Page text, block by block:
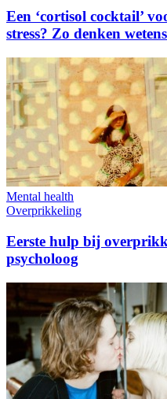
Een ‘cortisol cocktail’
stress? Zo denken
Mental health
Overprikkeling
Eerste hulp bij
psycholoog